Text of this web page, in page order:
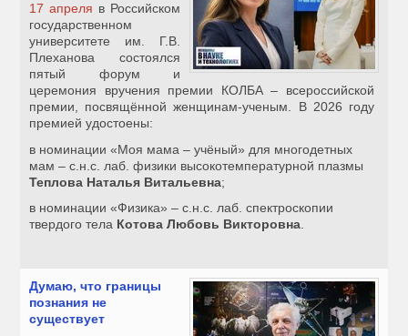
17 апреля в Российском
государственном
университете им. Г.В.
Плеханова состоялся
пятый форум и
церемония вручения премии КОЛБА – всероссийской
премии, посвящённой женщинам-ученым. В 2026 году
премией удостоены:
в номинации «Моя мама – учёный» для многодетных
мам – с.н.с. лаб. физики высокотемпературной плазмы
Теплова Наталья Витальевна;
в номинации «Физика» – с.н.с. лаб. спектроскопии
твердого тела Котова Любовь Викторовна
Думаю, что границы
познания не
существует